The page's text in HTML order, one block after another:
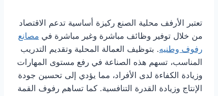
تعتبر الأرفف محلية الصنع ركيزة أساسية تدعم الاقتصاد
من خلال توفير وظائف مباشرة وغير مباشرة في مصانع
رفوف وطنيه. بتوظيف العمالة المحلية وتقديم التدريب
المناسب، تسهم هذه الصناعة في رفع مستوى المهارات
وزيادة الكفاءة لدى الأفراد، مما يؤدي إلى تحسين جودة
الإنتاج وزيادة القدرة التنافسية. كما تساهم رفوف القمة